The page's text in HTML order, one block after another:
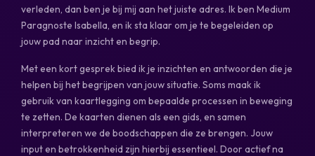
verleden, dan ben je bij mij aan het juiste adres. Ik ben Medium
Paragnoste Isabella, en ik sta klaar om je te begeleiden op
jouw pad naar inzicht en begrip.
Met een kort gesprek bied ik je inzichten en antwoorden die je
helpen bij het begrijpen van jouw situatie. Soms maak ik
gebruik van kaartlegging om bepaalde processen in beweging
te zetten. De kaarten dienen als een gids, en samen
interpreteren we de boodschappen die ze brengen. Jouw
input en betrokkenheid zijn hierbij essentieel. Door actief na